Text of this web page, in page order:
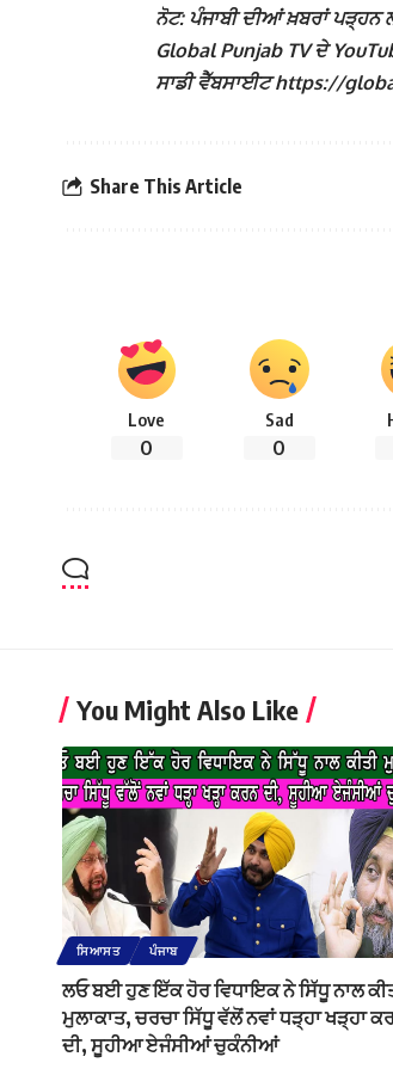
ਨੋਟ: ਪੰਜਾਬੀ ਦੀਆਂ ਖ਼ਬਰਾਂ ਪੜ੍ਹਨ
Global Punjab TV ਦੇ
ਸਾਡੀ ਵੈੱਬਸਾਈਟ https://
Share This Article
Love
0
Sad
0
You Might Also Like
ਸਿਆਸਤ ਪੰਜਾਬ
ਲਓ ਬਈ ਹੁਣ ਇੱਕ ਹੋਰ ਵਿਧਾਇਕ ਨੇ ਸਿੱਧੂ ਨਾਲ
ਮੁਲਾਕਾਤ, ਚਰਚਾ ਸਿੱਧੂ ਵੱਲੋਂ ਨਵਾਂ ਧੜ੍ਹਾ ਖੜ੍ਹਾ
ਦੀ, ਸੂਹੀਆ ਏਜੰਸੀਆਂ ਚੁਕੰਨੀਆਂ